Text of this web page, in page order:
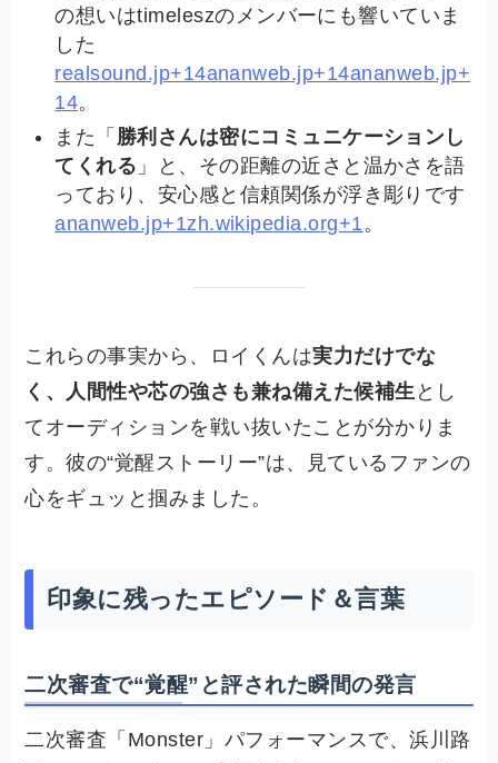
の想いはtimeleszのメンバーにも響いていま
した
realsound.jp+14ananweb.jp+14ananweb.jp+
14。
また「 勝利さんは密にコミュニケーションし
てくれる 」と、その距離の近さと温かさを語
っており、安心感と信頼関係が浮き彫りです
ananweb.jp+1zh.wikipedia.org+1 。
これらの事実から、ロイくんは実力だけでな
く、人間性や芯の強さも兼ね備えた候補生 とし
てオーディションを戦い抜いたことが分かりま
す。彼の“覚醒ストーリー”は、見ているファンの
心をギュッと掴みました。
印象に残ったエピソード＆言葉
二次審査で“覚醒”と評された瞬間の発言
二次審査「Monster」パフォーマンスで、浜川路